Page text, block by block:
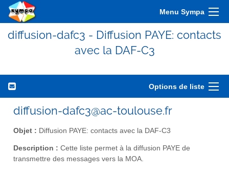
Menu Sympa
diffusion-dafc3 - Diffusion PAYE: contacts
avec la DAF-C3
Options de liste
diffusion-dafc3@ac-toulouse.fr
Objet : Diffusion PAYE: contacts avec la DAF-C3
Description : Cette liste permet à la diffusion PAYE de
transmettre des messages vers la MOA.